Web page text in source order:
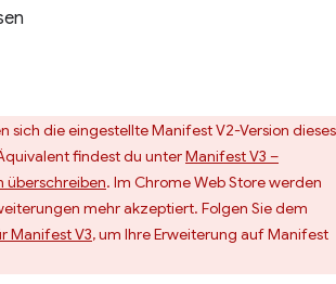
sich die eingestellte Manifest V2-Version dieses
findest du unterManifest V3 –
überschreiben. Im Chrome Web Store werden
mehr akzeptiert. Folgen Sie dem
Manifest V3, um Ihre Erweiterung auf Manifest